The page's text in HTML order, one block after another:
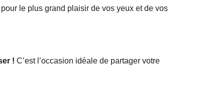
le plus grand plaisir de vos yeux et de vos
! C’est l’occasion idéale de partager votre